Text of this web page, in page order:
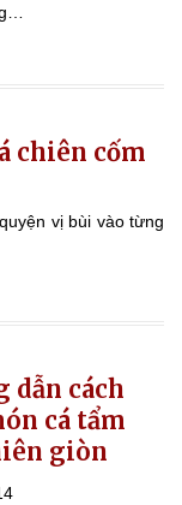
chiên cốm
vị bùi vào từng
dẫn cách
cá tẩm
giòn